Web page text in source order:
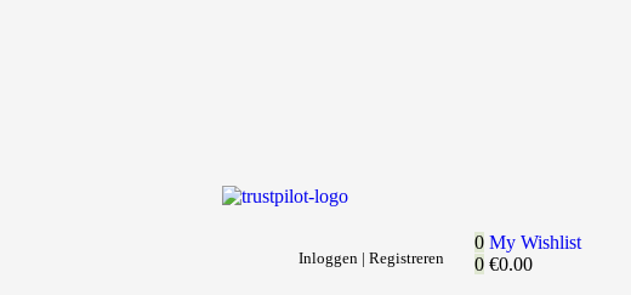
Inloggen | Registreren
0 My Wishlist
0 €0.00